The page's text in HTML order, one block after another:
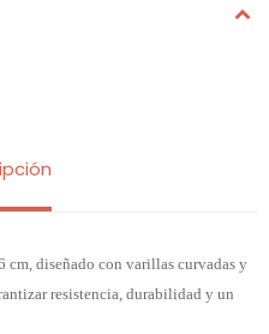
diseñado con varillas curvadas y
resistencia, durabilidad y un